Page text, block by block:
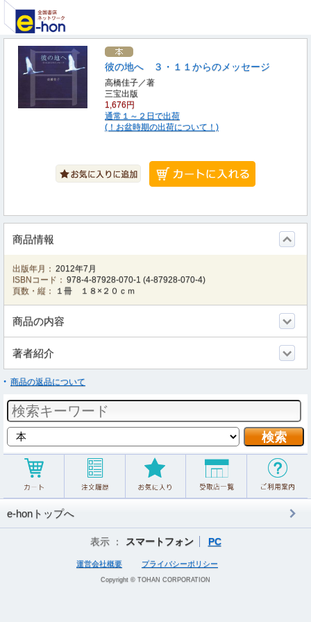
彼の地へ ３・１１からのメッセージ
高橋佳子／著
三宝出版
1,676円
通常１～２日で出荷
(！お盆時期の出荷について！)
商品情報
出版年月： 2012年7月
ISBNコード： 978-4-87928-070-1 (4-87928-070-4)
頁数・縦：
１冊 １８×２０ｃｍ
商品の内容
著者紹介
商品の返品について
e-honトップへ
表示 ： スマートフォン PC
運営会社概要 プライバシーポリシー
Copyright © TOHAN CORPORATION